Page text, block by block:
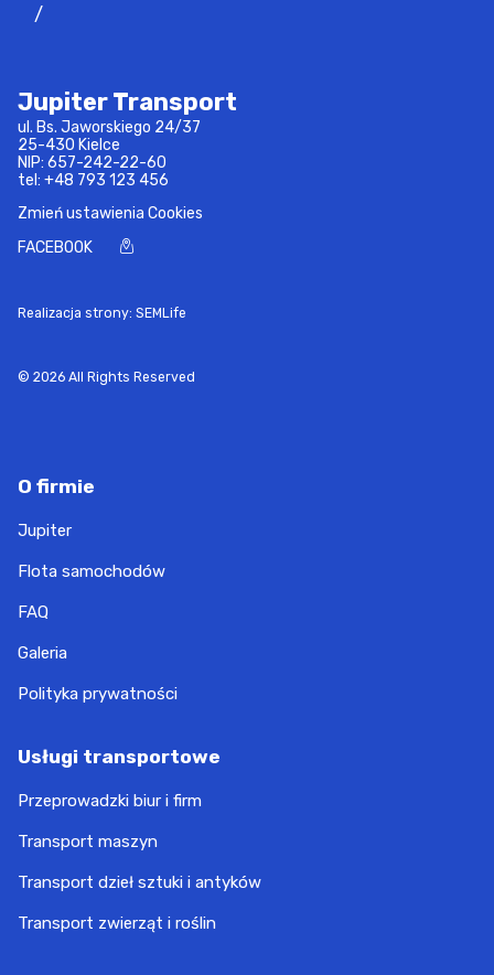
Jupiter Transport
ul. Bs. Jaworskiego 24/37
25-430 Kielce
NIP: 657-242-22-60
tel: +48 793 123 456
Zmień ustawienia Cookies
FACEBOOK
Realizacja strony: SEMLife
© 2026 All Rights Reserved
O firmie
Jupiter
Flota samochodów
FAQ
Galeria
Polityka prywatności
Usługi transportowe
Przeprowadzki biur i firm
Transport maszyn
Transport dzieł sztuki i antyków
Transport zwierząt i roślin